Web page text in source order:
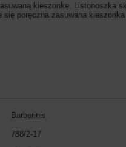
kieszonkę. Listonoszka
poręczna zasuwana
Barberinis
788/2-17